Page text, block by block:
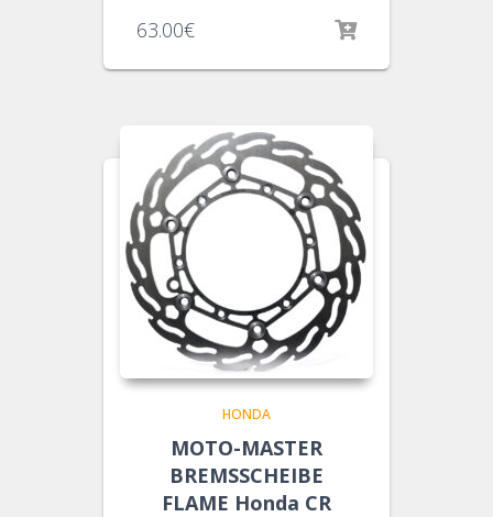
63.00€
HONDA
MOTO-MASTER
BREMSSCHEIBE
FLAME Honda CR